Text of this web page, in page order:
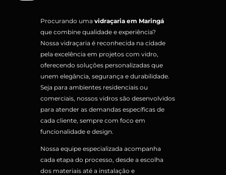
Procurando uma vidraçaria em Maringá
que combine qualidade e experiência?
Nossa vidraçaria é reconhecida na cidade
pela excelência em projetos com vidro,
oferecendo soluções personalizadas que
unem elegância, segurança e durabilidade.
Seja para ambientes residenciais ou
comerciais, nossos vidros são desenvolvidos
para atender as demandas específicas de
cada cliente, sempre com foco em
funcionalidade e design.
Nossa equipe especializada acompanha
cada etapa do processo, desde a escolha
dos materiais até a instalação e